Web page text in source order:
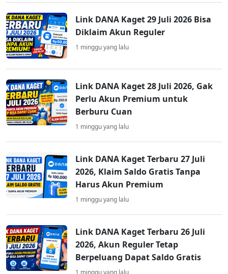
Link DANA Kaget 29 Juli 2026 Bisa
Diklaim Akun Reguler
1 minggu yang lalu
Link DANA Kaget 28 Juli 2026, Gak
Perlu Akun Premium untuk
Berburu Cuan
1 minggu yang lalu
Link DANA Kaget Terbaru 27 Juli
2026, Klaim Saldo Gratis Tanpa
Harus Akun Premium
1 minggu yang lalu
Link DANA Kaget Terbaru 26 Juli
2026, Akun Reguler Tetap
Berpeluang Dapat Saldo Gratis